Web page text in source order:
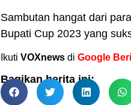
Sambutan hangat dari
Bupati Cup 2023 yang
Ikuti VOXnews di Google
Bagikan berita ini: